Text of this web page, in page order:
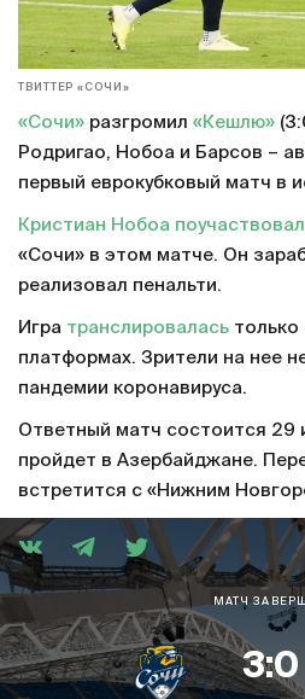
ТВИТТЕР «СОЧИ»
«Сочи» разгромил «Кешлю»
Родригао, Нобоа и Барсов –
первый еврокубковый матч в
Кристиан Нобоа поучаствовал
«Сочи» в этом матче. Он
реализовал пенальти.
Игра транслировалась только
платформах. Зрители на нее
пандемии коронавируса.
Ответный матч состоится 29
пройдет в Азербайджане.
встретится с «Нижним
МАТЧ
3:0